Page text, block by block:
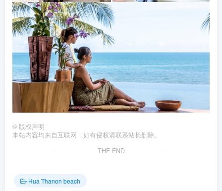
© 版权声明
本站内容均来自互联网，如有侵权请联系站长删除。
THE END
Hua Thanon beach